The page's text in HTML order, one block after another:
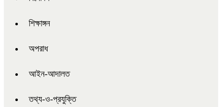
শিক্ষাঙ্গন
অপরাধ
আইন-আদালত
তথ্য-ও-প্রযুক্তি